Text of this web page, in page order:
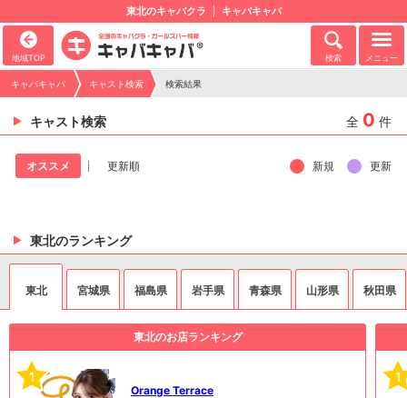
東北のキャバクラ キャバキャバ
地域TOP 検索 メニュー
キャバキャバ キャスト検索 検索結果
キャスト検索 全 0 件
オススメ 更新順 新規 更新
東北のランキング
東北 宮城県 福島県 岩手県 青森県 山形県 秋田県
東北のお店ランキング
1
Orange Terrace
1